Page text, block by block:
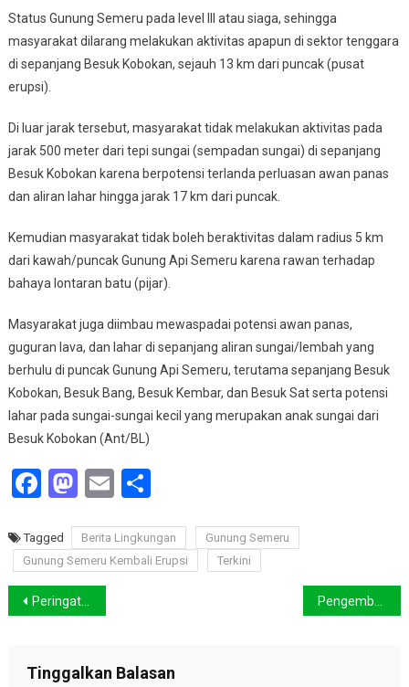
Status Gunung Semeru pada level III atau siaga, sehingga
masyarakat dilarang melakukan aktivitas apapun di sektor tenggara
di sepanjang Besuk Kobokan, sejauh 13 km dari puncak (pusat
erupsi).
Di luar jarak tersebut, masyarakat tidak melakukan aktivitas pada
jarak 500 meter dari tepi sungai (sempadan sungai) di sepanjang
Besuk Kobokan karena berpotensi terlanda perluasan awan panas
dan aliran lahar hingga jarak 17 km dari puncak.
Kemudian masyarakat tidak boleh beraktivitas dalam radius 5 km
dari kawah/puncak Gunung Api Semeru karena rawan terhadap
bahaya lontaran batu (pijar).
Masyarakat juga diimbau mewaspadai potensi awan panas,
guguran lava, dan lahar di sepanjang aliran sungai/lembah yang
berhulu di puncak Gunung Api Semeru, terutama sepanjang Besuk
Kobokan, Besuk Bang, Besuk Kembar, dan Besuk Sat serta potensi
lahar pada sungai-sungai kecil yang merupakan anak sungai dari
Besuk Kobokan (Ant/BL)
Facebook
Mastodon
EmailShare
Tagged Berita Lingkungan
Gunung Semeru
Gunung Semeru Kembali Erupsi
Terkini
Navigasi
Peringati Hari Lahan Basah, KLHK Laksanakan Penanaman Pohon Serentak di Seluruh Indonesia
Tinggalkan Balasan